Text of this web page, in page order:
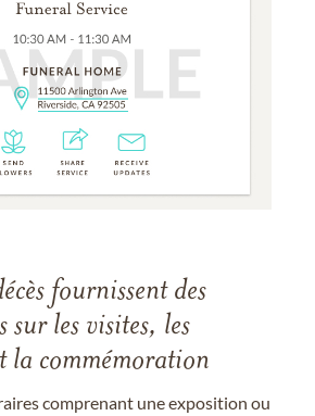
fournissent des
les visites, les
la commémoration
comprenant une exposition ou